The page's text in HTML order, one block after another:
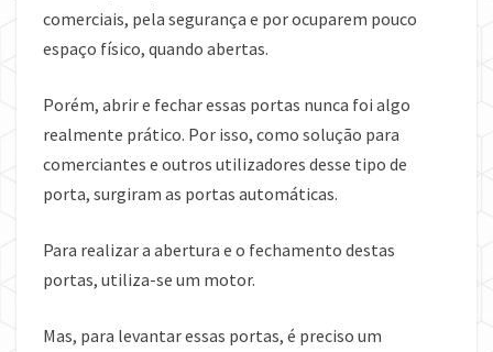
comerciais, pela segurança e por ocuparem pouco
espaço físico, quando abertas.
Porém, abrir e fechar essas portas nunca foi algo
realmente prático. Por isso, como solução para
comerciantes e outros utilizadores desse tipo de
porta, surgiram as portas automáticas.
Para realizar a abertura e o fechamento destas
portas, utiliza-se um motor.
Mas, para levantar essas portas, é preciso um